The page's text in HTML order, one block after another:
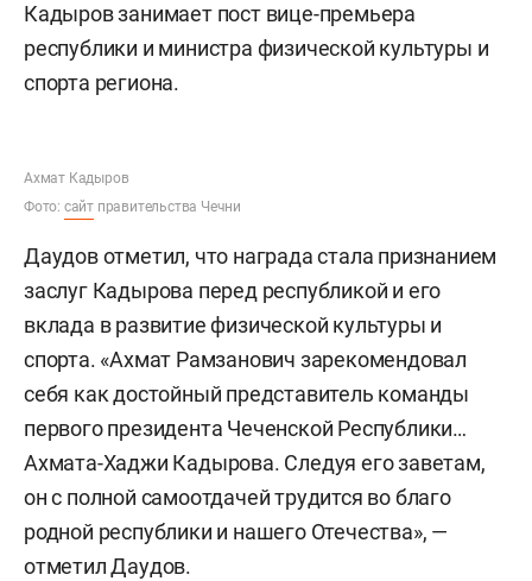
Кадыров занимает пост вице-премьера
республики и министра физической культуры и
спорта региона.
Ахмат Кадыров
Фото: сайт правительства Чечни
Даудов отметил, что награда стала признанием
заслуг Кадырова перед республикой и его
вклада в развитие физической культуры и
спорта. «Ахмат Рамзанович зарекомендовал
себя как достойный представитель команды
первого президента Чеченской Республики…
Ахмата-Хаджи Кадырова. Следуя его заветам,
он с полной самоотдачей трудится во благо
родной республики и нашего Отечества», —
отметил Даудов.